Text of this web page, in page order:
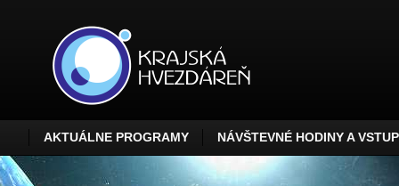
AKTUÁLNE PROGRAMY NÁVŠTEVNÉ HODINY A